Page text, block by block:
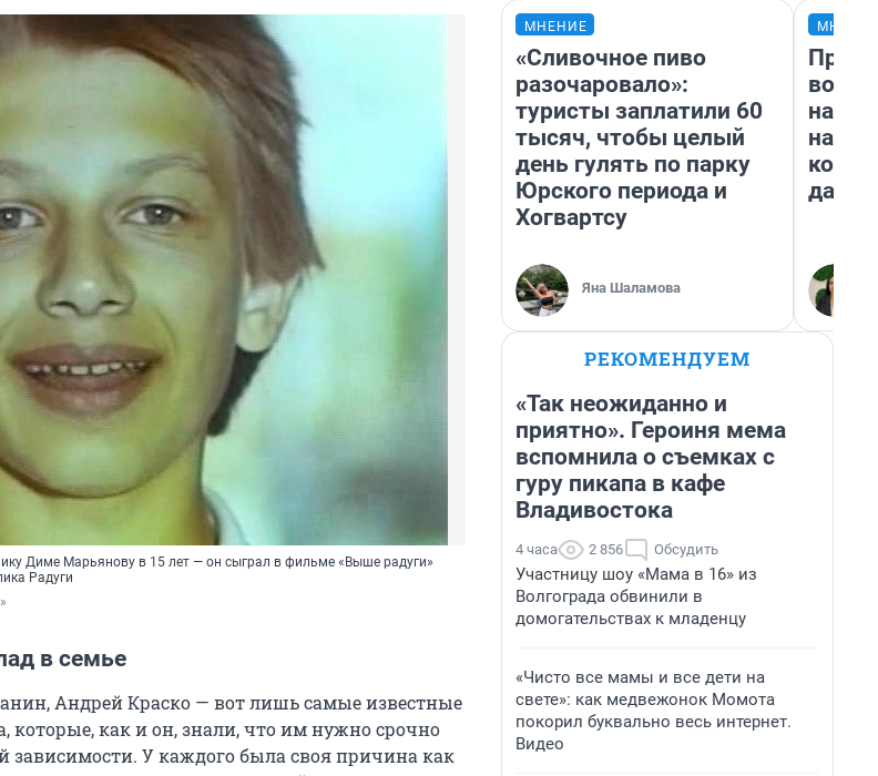
Диме Марьянову в 15 лет — он сыграл в фильме «Выше радуги»
Радуги
в семье
Андрей Краско — вот лишь самые известные
которые, как и он, знали, что им нужно срочно
зависимости. У каждого была своя причина как
МНЕНИЕ
«Сливочное пиво
разочаровало»:
туристы заплатили 60
тысяч, чтобы целый
день гулять по парку
Юрского периода и
Хогвартсу
Яна Шаламова
нам
даже
РЕКОМЕНДУЕМ
«Так неожиданно и
приятно». Героиня мема
вспомнила о съемках с
гуру пикапа в кафе
Владивостока
4 часа 2 856 Обсудить
Участницу шоу «Мама в 16» из
Волгограда обвинили в
домогательствах к младенцу
«Чисто все мамы и все дети на
свете»: как медвежонок Момота
покорил буквально весь интернет.
Видео